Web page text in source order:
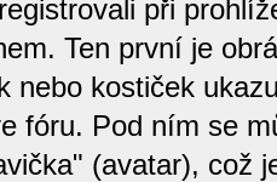
při
Ten první je
nebo kostiček
fóru. Pod ním se
(avatar), což